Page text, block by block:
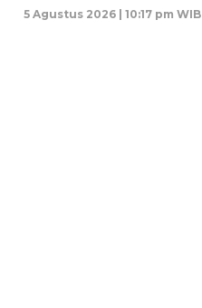
5 Agustus 2026 | 10:17 pm WIB